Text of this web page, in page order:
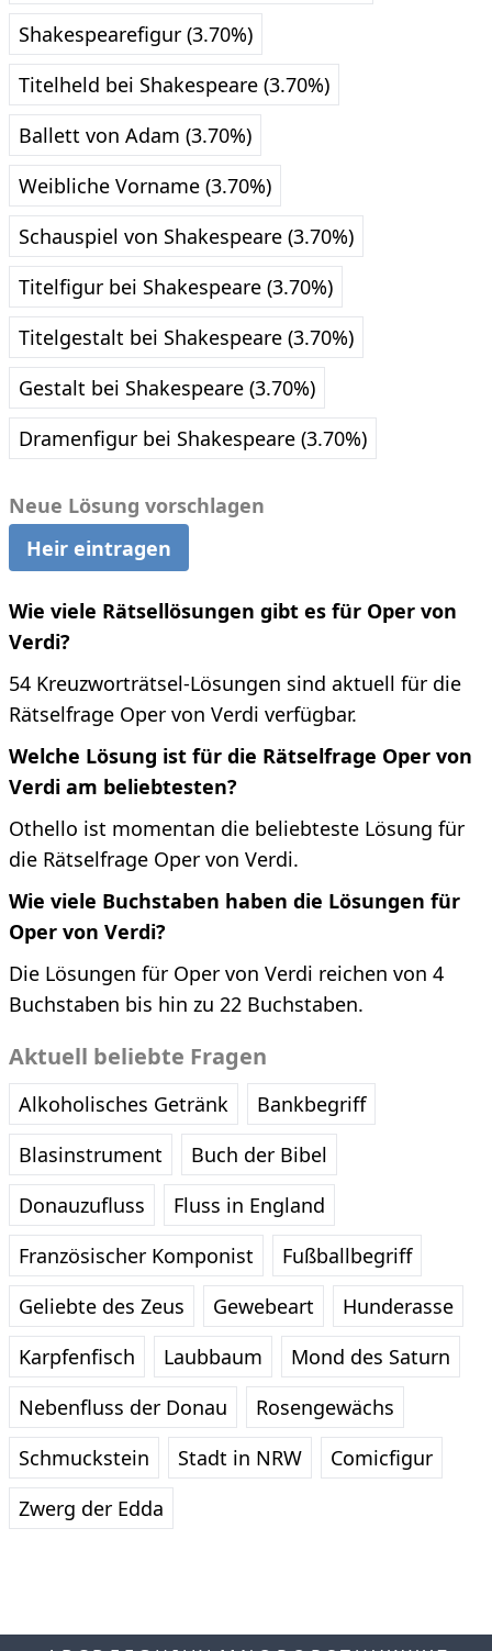
Shakespearefigur (3.70%)
Titelheld bei Shakespeare (3.70%)
Ballett von Adam (3.70%)
Weibliche Vorname (3.70%)
Schauspiel von Shakespeare (3.70%)
Titelfigur bei Shakespeare (3.70%)
Titelgestalt bei Shakespeare (3.70%)
Gestalt bei Shakespeare (3.70%)
Dramenfigur bei Shakespeare (3.70%)
Neue Lösung vorschlagen
Heir eintragen
Wie viele Rätsellösungen gibt es für Oper von
Verdi?
54 Kreuzworträtsel-Lösungen sind aktuell für die
Rätselfrage Oper von Verdi verfügbar.
Welche Lösung ist für die Rätselfrage Oper von
Verdi am beliebtesten?
Othello ist momentan die beliebteste Lösung für
die Rätselfrage Oper von Verdi.
Wie viele Buchstaben haben die Lösungen für
Oper von Verdi?
Die Lösungen für Oper von Verdi reichen von 4
Buchstaben bis hin zu 22 Buchstaben.
Aktuell beliebte Fragen
Alkoholisches Getränk
Bankbegriff
Blasinstrument
Buch der Bibel
Donauzufluss
Fluss in England
Französischer Komponist
Fußballbegriff
Geliebte des Zeus
Gewebeart
Hunderasse
Karpfenfisch
Laubbaum
Mond des Saturn
Nebenfluss der Donau
Rosengewächs
Schmuckstein
Stadt in NRW
Comicfigur
Zwerg der Edda